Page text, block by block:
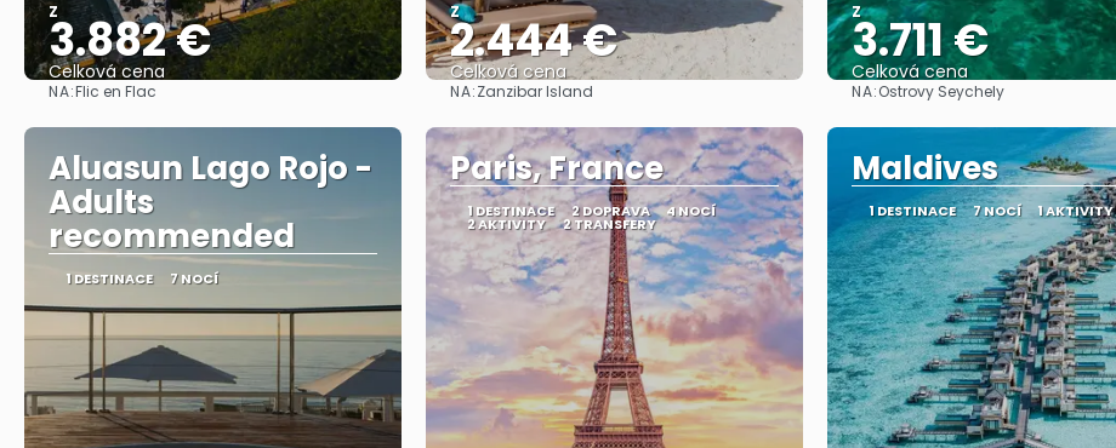
Z
3.882 €
Celková cena
NA:Flic en Flac
Z
2.444 €
Celková cena
Zobrazit
NA:Zanzibar Island
Z
3.711 €
Celková cena
Zobrazit
NA:Ostrovy Seychely
Aluasun Lago Rojo -
Adults
recommended
1 DESTINACE 7 NOCÍ
Paris, France
1 DESTINACE 2 DOPRAVA 4 NOCÍ
2 AKTIVITY 2 TRANSFERY
Maldives
1 DESTINACE 7 NOCÍ 1 AKTIVITY